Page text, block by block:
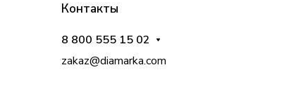
Контакты
8 800 555 15 02
zakaz@diamarka.com